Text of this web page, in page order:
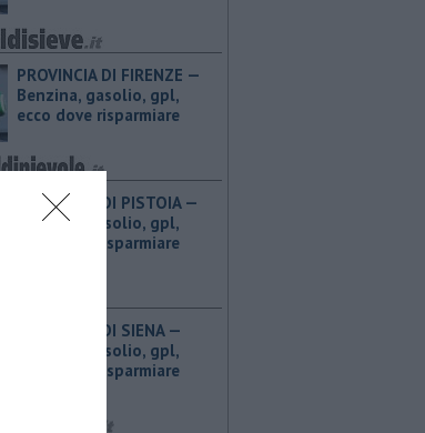
PROVINCIA DI FIRENZE — ​
Benzina, gasolio, gpl,
ecco dove risparmiare
PROVINCIA DI PISTOIA — ​
Benzina, gasolio, gpl,
ecco dove risparmiare
PROVINCIA DI SIENA — ​
Benzina, gasolio, gpl,
ecco dove risparmiare